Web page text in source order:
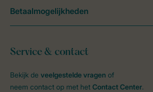
Service & contact
Bekijk de veelgestelde vragen of
neem contact op met het Contact Center.
Betaalmogelijkheden